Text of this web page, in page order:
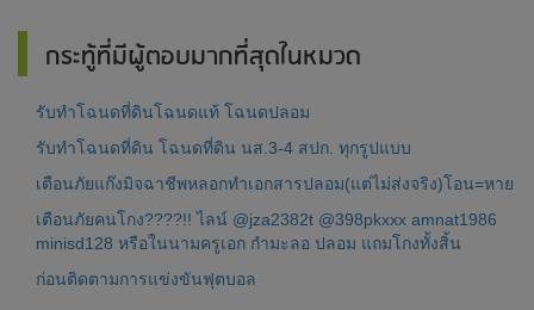
กระทู้ที่มีผู้ตอบมากที่สุดในหมวด
รับทำโฉนดที่ดินโฉนดแท้ โฉนดปลอม
รับทำโฉนดที่ดิน โฉนดที่ดิน นส.3-4 สปก. ทุกรูปแบบ
เตือนภัยแก๊งมิจฉาชีพหลอกทำเอกสารปลอม(แต่ไม่ส่งจริง)โอน=หาย
เตือนภัยคนโกง????!! ไลน์ @jza2382t @398pkxxx amnat1986
minisd128 หรือในนามครูเอก กำมะลอ ปลอม แถมโกงทั้งสิ้น
ก่อนติดตามการแข่งขันฟุตบอล